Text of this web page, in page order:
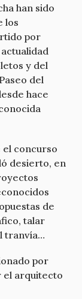
han sido
los
por
y del
del
hace
el concurso
desierto, en
de
talar
tranvía…
por
el arquitecto